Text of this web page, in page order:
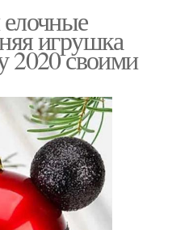
игрушка
2020 своими